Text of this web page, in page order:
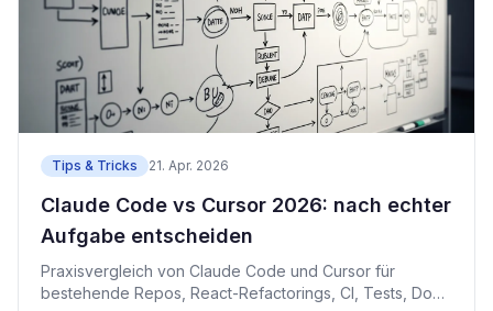
Tips & Tricks 21. Apr. 2026
Claude Code vs Cursor 2026: nach echter
Aufgabe entscheiden
Praxisvergleich von Claude Code und Cursor für
bestehende Repos, React-Refactorings, CI, Tests, Docs